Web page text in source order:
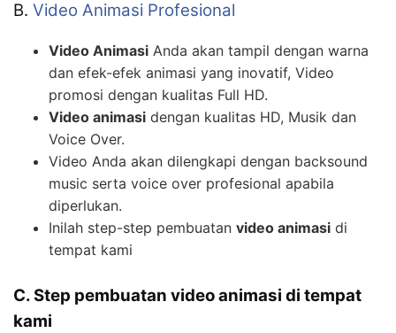
B. Video Animasi Profesional
Video Animasi Anda akan tampil dengan warna
dan efek-efek animasi yang inovatif, Video
promosi dengan kualitas Full HD.
Video animasi dengan kualitas HD, Musik dan
Voice Over.
Video Anda akan dilengkapi dengan backsound
music serta voice over profesional apabila
diperlukan.
Inilah step-step pembuatan video animasi di
tempat kami
C. Step pembuatan video animasi di tempat
kami